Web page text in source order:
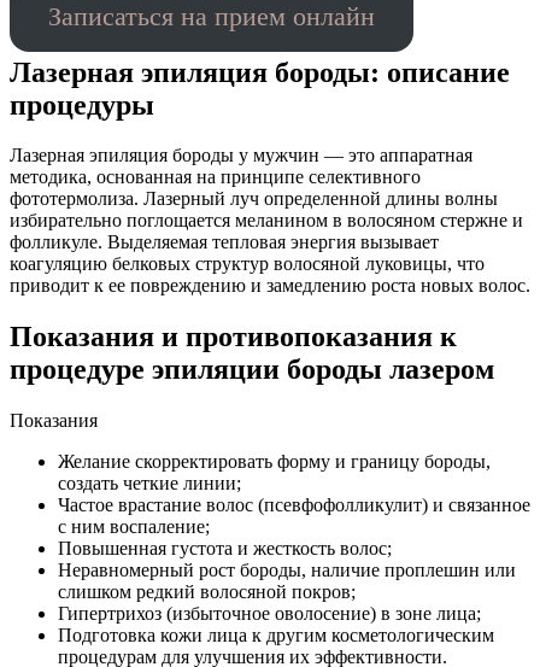
Записаться на прием онлайн
Лазерная эпиляция бороды: описание
процедуры
Лазерная эпиляция бороды у мужчин — это аппаратная
методика, основанная на принципе селективного
фототермолиза. Лазерный луч определенной длины волны
избирательно поглощается меланином в волосяном стержне и
фолликуле. Выделяемая тепловая энергия вызывает
коагуляцию белковых структур волосяной луковицы, что
приводит к ее повреждению и замедлению роста новых волос.
Показания и противопоказания к
процедуре эпиляции бороды лазером
Показания
Желание скорректировать форму и границу бороды,
создать четкие линии;
Частое врастание волос (псевфофолликулит) и связанное
с ним воспаление;
Повышенная густота и жесткость волос;
Неравномерный рост бороды, наличие проплешин или
слишком редкий волосяной покров;
Гипертрихоз (избыточное оволосение) в зоне лица;
Подготовка кожи лица к другим косметологическим
процедурам для улучшения их эффективности.